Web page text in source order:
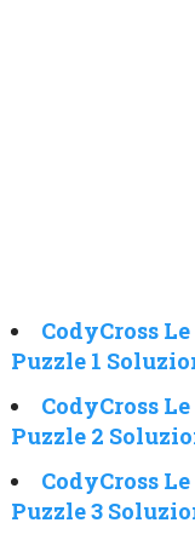
CodyCross
Puzzle 1
CodyCross
Puzzle 2
CodyCross
Puzzle 3